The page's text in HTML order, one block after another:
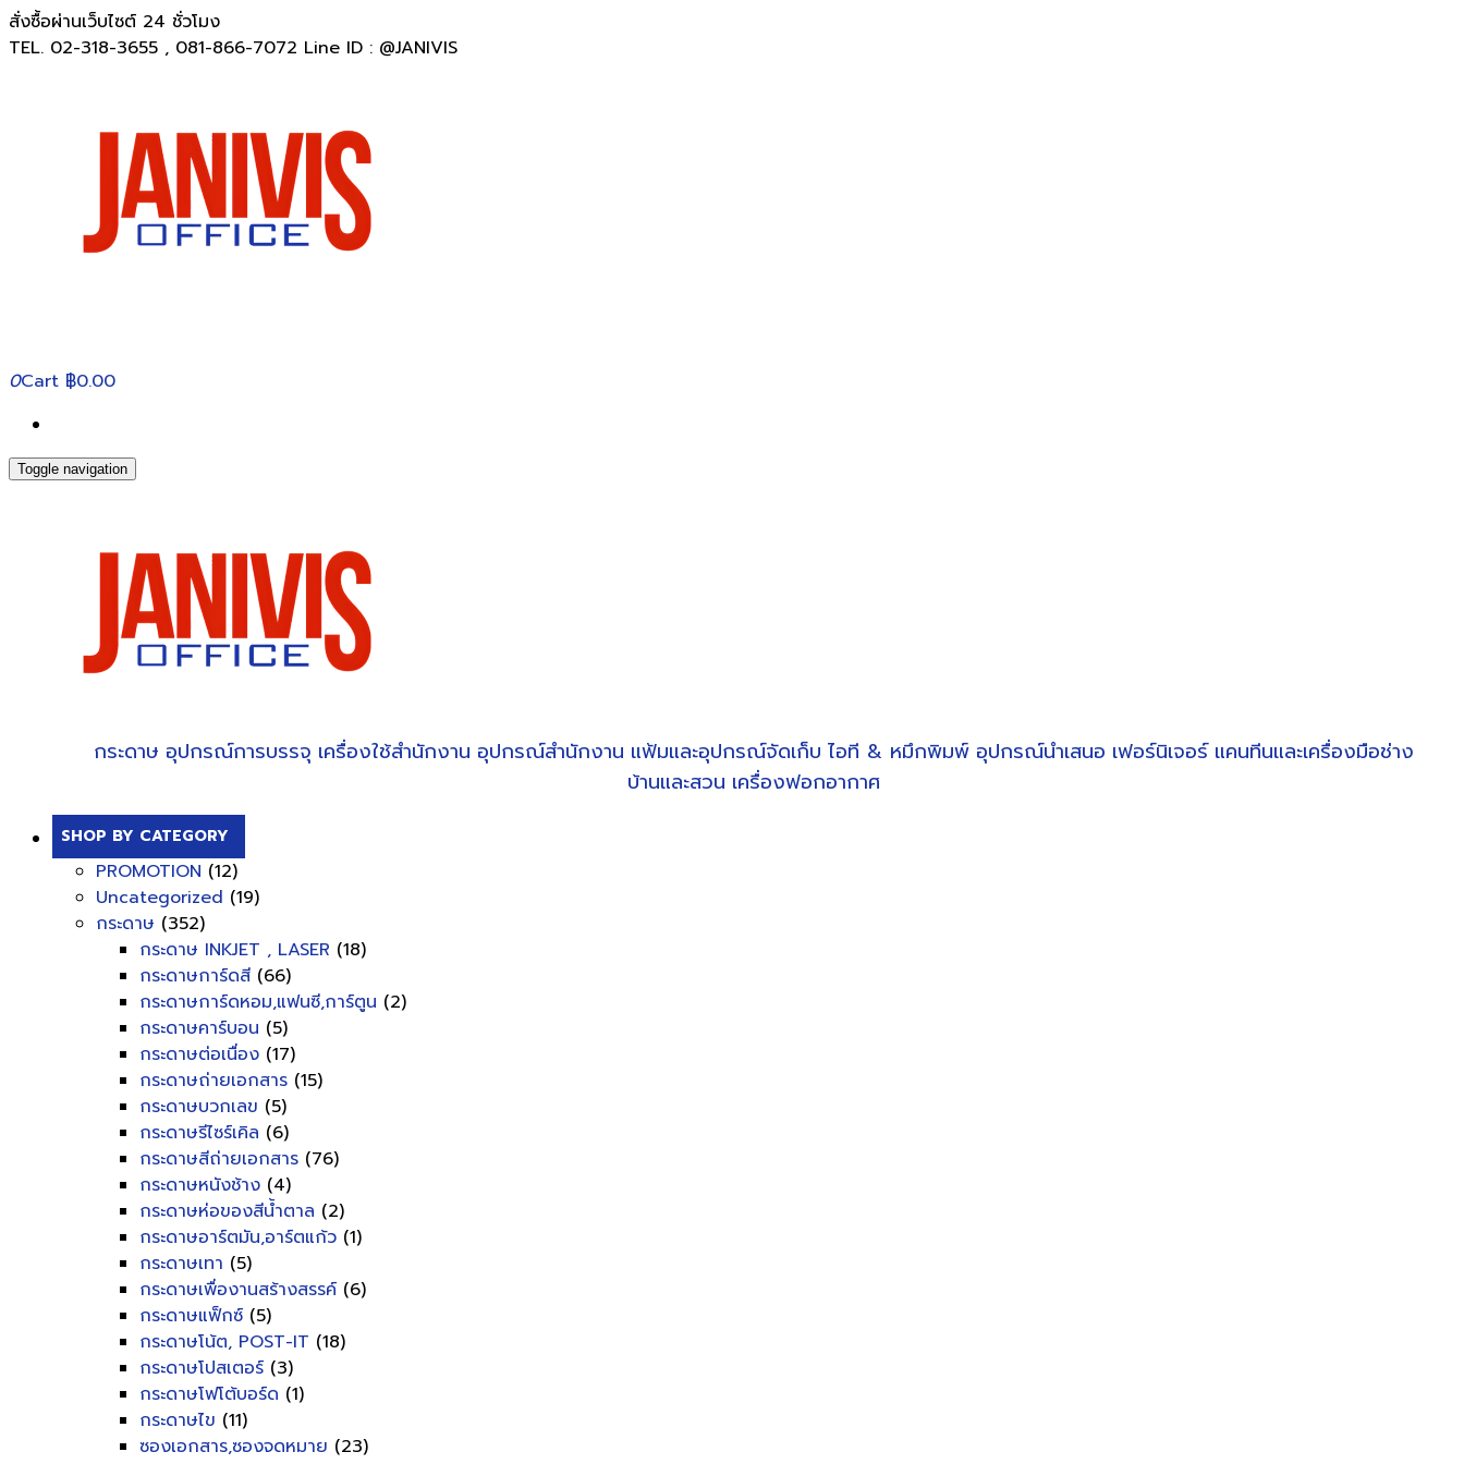
สั่งซื้อผ่านเว็บไซต์ 24 ชั่วโมง
TEL. 02-318-3655 , 081-866-7072 Line ID : @JANIVIS
0Cart ฿0.00
Toggle navigation
กระดาษ อุปกรณ์การบรรจุ เครื่องใช้สำนักงาน อุปกรณ์สำนักงาน แฟ้มและอุปกรณ์จัดเก็บ ไอที & หมึกพิมพ์ อุปกรณ์นำเสนอ เฟอร์นิเจอร์ แคนทีนและเครื่องมือช่าง
บ้านและสวน เครื่องฟอกอากาศ
SHOP BY CATEGORY
PROMOTION (12)
Uncategorized (19)
กระดาษ (352)
กระดาษ INKJET , LASER (18)
กระดาษการ์ดสี (66)
กระดาษการ์ดหอม,แฟนซี,การ์ตูน (2)
กระดาษคาร์บอน (5)
กระดาษต่อเนื่อง (17)
กระดาษถ่ายเอกสาร (15)
กระดาษบวกเลข (5)
กระดาษรีไซร์เคิล (6)
กระดาษสีถ่ายเอกสาร (76)
กระดาษหนังช้าง (4)
กระดาษห่อของสีน้ำตาล (2)
กระดาษอาร์ตมัน,อาร์ตแก้ว (1)
กระดาษเทา (5)
กระดาษเพื่องานสร้างสรรค์ (6)
กระดาษแฟ็กซ์ (5)
กระดาษโน้ต, POST-IT (18)
กระดาษโปสเตอร์ (3)
กระดาษโฟโต้บอร์ด (1)
กระดาษไข (11)
ซองเอกสาร,ซองจดหมาย (23)